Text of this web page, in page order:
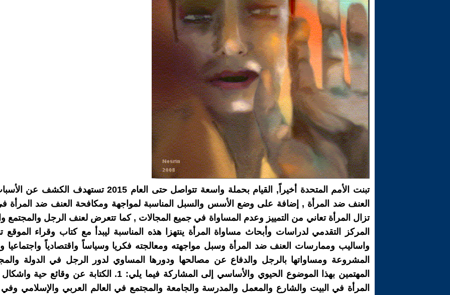
تبنت الأمم المتحدة أخيراً, القيام بحملة واسعة
العنف ضد المرأة , إضافة على وضع الأسس والسبل المناسبة لمواجهة ومكافحة العنف ضد المرأة
تزال المرأة تعاني من التمييز وعدم المساواة في جميع المجالات , كما تتعرض لعنف الرجل والمجتمع
المركز التقدمي لدراسات وأبحاث مساواة المرأة ينتهزا هذه المناسبة ليبدأ مع كتاب وقراء
واساليب وممارسات العنف ضد المرأة وسبل مواجهته ومعالجته فكريا وسياساً واقتصادياً واجتماعيا
المشروعة ومساواتها بالرجل والدفاع عن مصالحها ودورها المساوي لدور الرجل في الدولة
المهتمين بهذا الموضوع الحيوي والأساسي إلى المشاركة